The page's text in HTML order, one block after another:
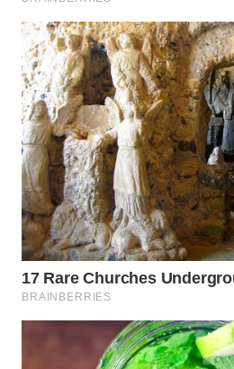
WAHANA
OTOMOTIF
WAHANA
HEALTH
WAHANA
DESA
WISATA
LAPAK
WAHANA
Network